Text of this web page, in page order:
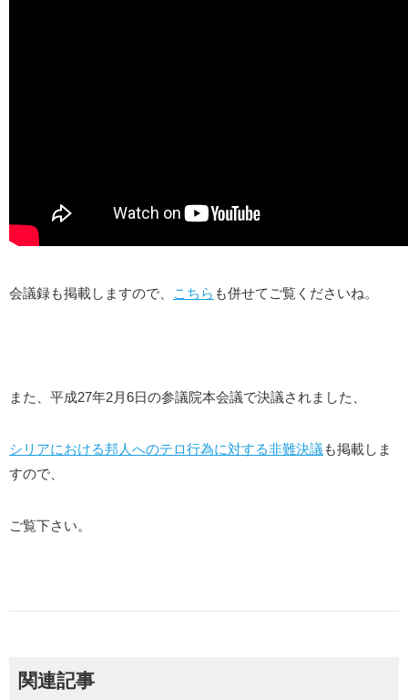
会議録も掲載しますので、 こちら も併せてご覧くださいね。
また、平成27年2月6日の参議院本会議で決議されました、
シリアにおける邦人へのテロ行為に対する非難決議 も掲載しま
すので、
ご覧下さい。
関連記事